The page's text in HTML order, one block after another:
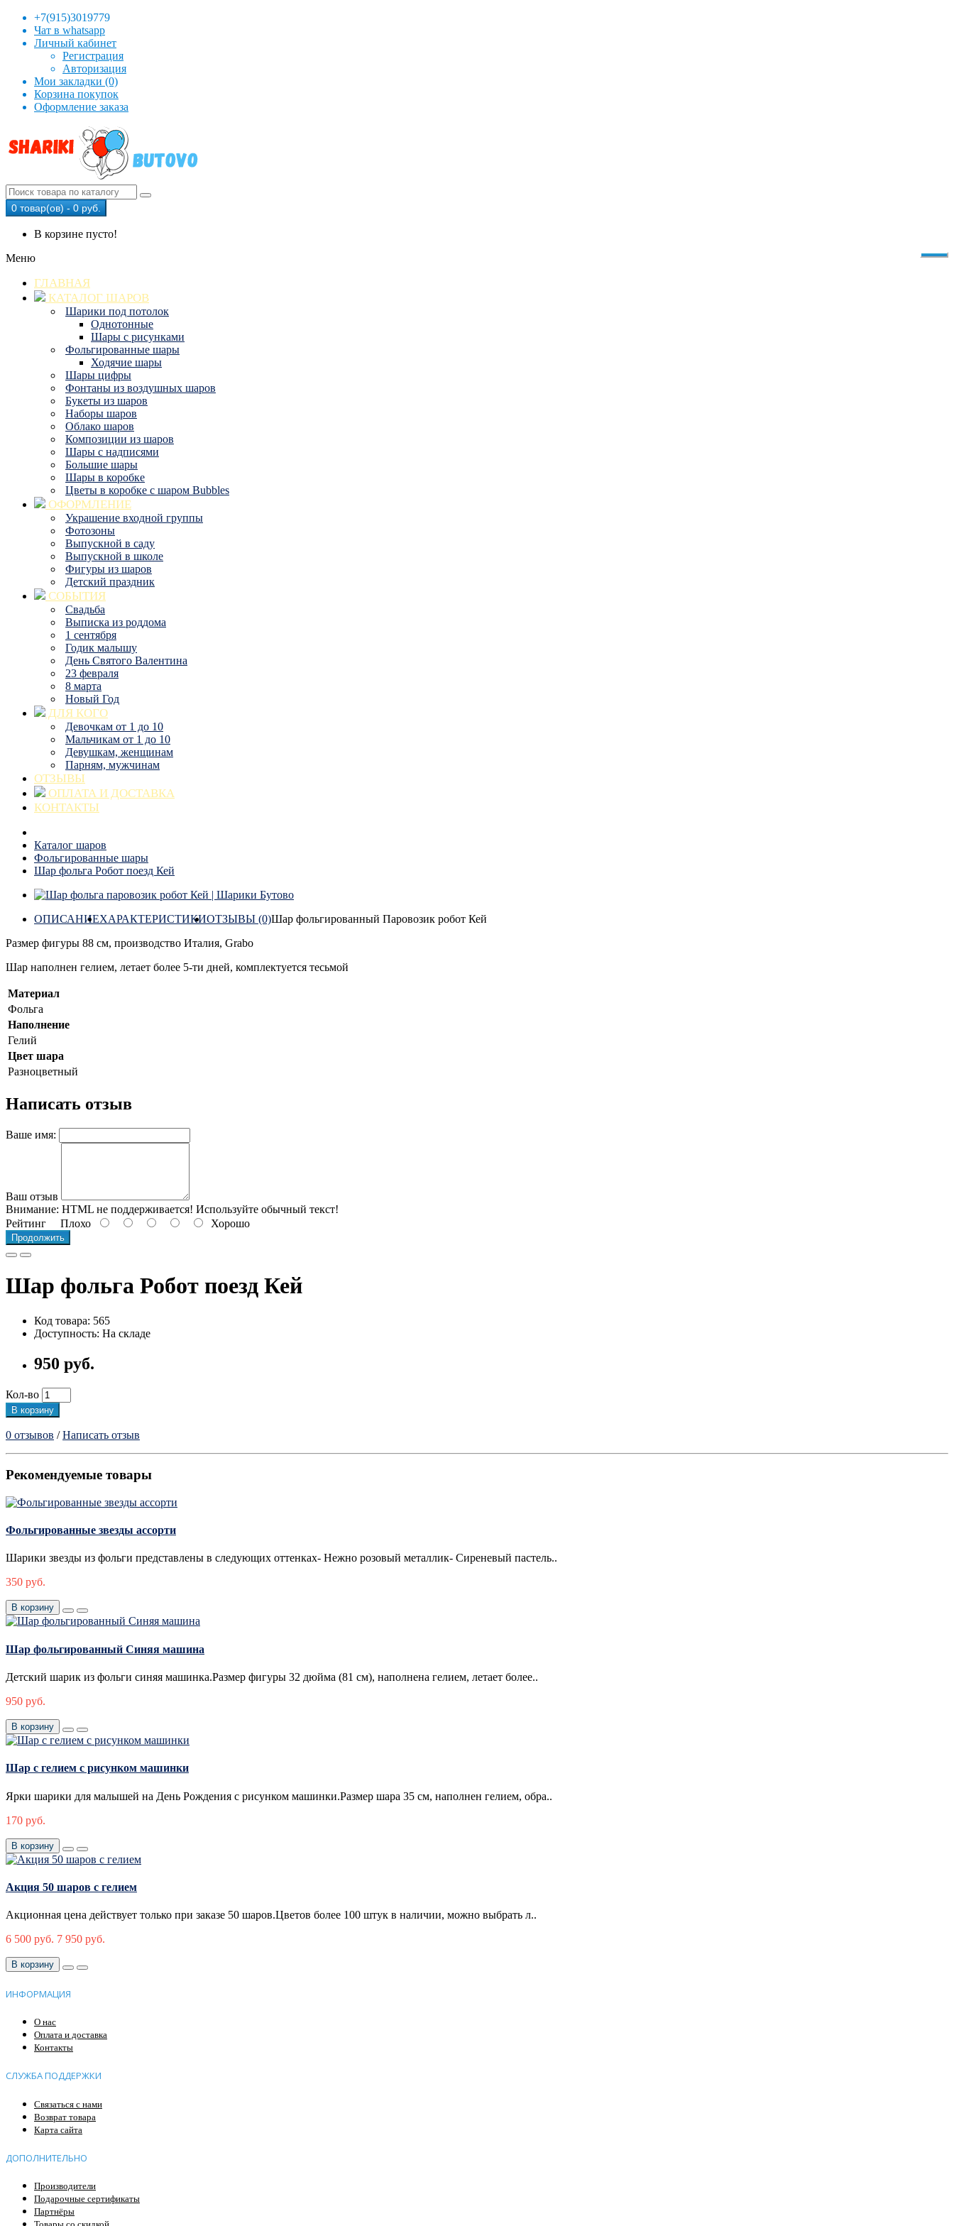
+7(915)3019779
Чат в whatsapp
Личный кабинет
Регистрация
Авторизация
Мои закладки (0)
Корзина покупок
Оформление заказа
0 товар(ов) - 0 руб.
В корзине пусто!
Меню
ГЛАВНАЯ
КАТАЛОГ ШАРОВ
Шарики под потолок
Однотонные
Шары с рисунками
Фольгированные шары
Ходячие шары
Шары цифры
Фонтаны из воздушных шаров
Букеты из шаров
Наборы шаров
Облако шаров
Композиции из шаров
Шары с надписями
Большие шары
Шары в коробке
Цветы в коробке с шаром Bubbles
ОФОРМЛЕНИЕ
Украшение входной группы
Фотозоны
Выпускной в саду
Выпускной в школе
Фигуры из шаров
Детский праздник
СОБЫТИЯ
Свадьба
Выписка из роддома
1 сентября
Годик малышу
День Святого Валентина
23 февраля
8 марта
Новый Год
ДЛЯ КОГО
Девочкам от 1 до 10
Мальчикам от 1 до 10
Девушкам, женщинам
Парням, мужчинам
ОТЗЫВЫ
ОПЛАТА И ДОСТАВКА
КОНТАКТЫ
Каталог шаров
Фольгированные шары
Шар фольга Робот поезд Кей
ОПИСАНИЕХАРАКТЕРИСТИКИОТЗЫВЫ (0)Шар фольгированный Паровозик робот Кей
Размер фигуры 88 см, производство Италия, Grabo
Шар наполнен гелием, летает более 5-ти дней, комплектуется тесьмой
Материал
Фольга
Наполнение
Гелий
Цвет шара
Разноцветный
Написать отзыв
Ваше имя:
Ваш отзыв
Внимание: HTML не поддерживается! Используйте обычный текст!
Рейтинг Плохо Хорошо
Продолжить
Шар фольга Робот поезд Кей
Код товара: 565
Доступность: На складе
950 руб.
Кол-во
В корзину
0 отзывов /Написать отзыв
Рекомендуемые товары
Фольгированные звезды ассорти
Шарики звезды из фольги представлены в следующих оттенках- Нежно розовый металлик- Сиреневый пастель..
350 руб.
В корзину
Шар фольгированный Синяя машина
Детский шарик из фольги синяя машинка.Размер фигуры 32 дюйма (81 см), наполнена гелием, летает более..
950 руб.
В корзину
Шар с гелием с рисунком машинки
Ярки шарики для малышей на День Рождения с рисунком машинки.Размер шара 35 см, наполнен гелием, обра..
170 руб.
В корзину
Акция 50 шаров с гелием
Акционная цена действует только при заказе 50 шаров.Цветов более 100 штук в наличии, можно выбрать л..
6 500 руб. 7 950 руб.
В корзину
ИНФОРМАЦИЯ
О нас
Оплата и доставка
Контакты
СЛУЖБА ПОДДЕРЖКИ
Связаться с нами
Возврат товара
Карта сайта
ДОПОЛНИТЕЛЬНО
Производители
Подарочные сертификаты
Партнёры